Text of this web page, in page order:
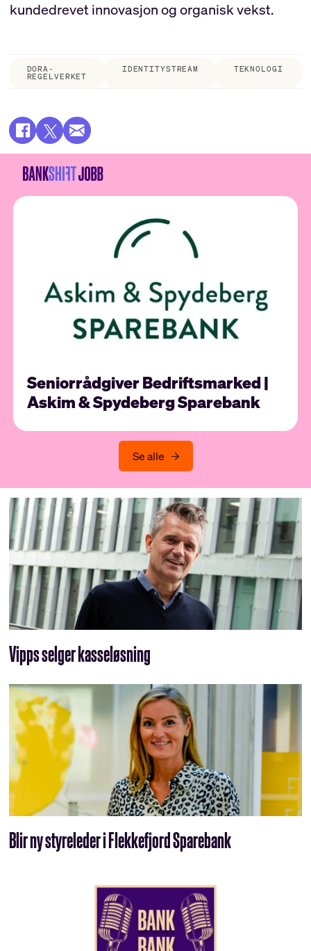
kundedrevet innovasjon og organisk vekst.
DORA-
REGELVERKET
IDENTITYSTREAM TEKNOLOGI
Seniorrådgiver Bedriftsmarked |
Askim & Spydeberg Sparebank
Se alle
Vipps selger kasseløsning
Blir ny styreleder i Flekkefjord Sparebank